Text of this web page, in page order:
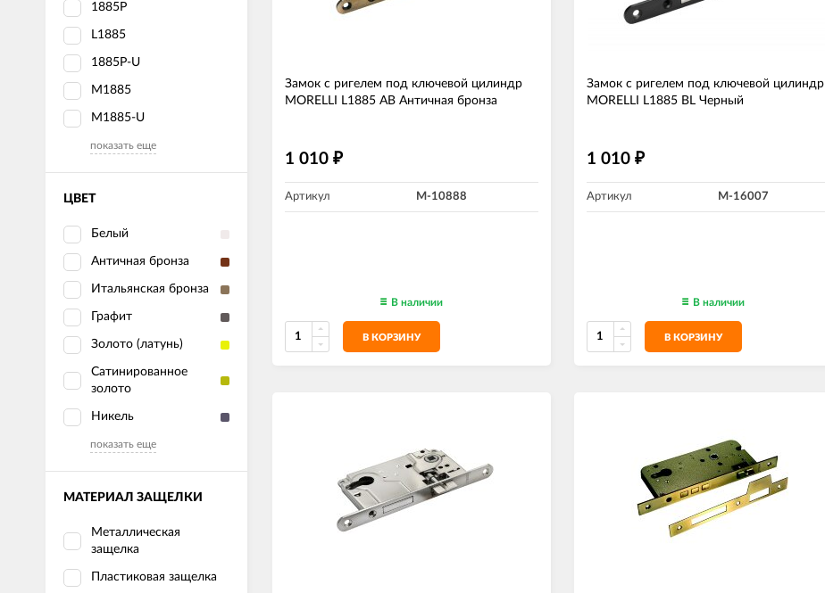
1885P
L1885
1885P-U
M1885
M1885-U
показать еще
ЦВЕТ
Белый
Античная бронза
Итальянская бронза
Графит
Золото (латунь)
Сатинированное
золото
Никель
показать еще
МАТЕРИАЛ ЗАЩЕЛКИ
Металлическая
защелка
Пластиковая защелка
Замок с ригелем под ключевой цилиндр
MORELLI L1885 AB Античная бронза
1 010 ₽
Артикул M-10888
В наличии
В КОРЗИНУ
Замок с ригелем под ключевой цилиндр
MORELLI L1885 BL Черный
1 010 ₽
Артикул M-16007
В наличии
В КОРЗИНУ